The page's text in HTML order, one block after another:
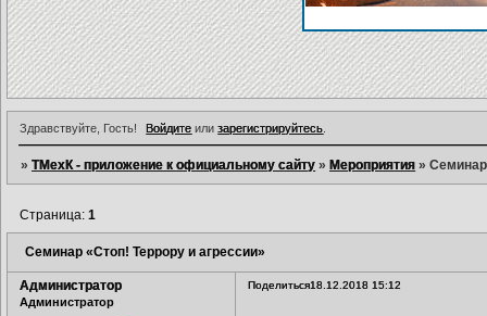
Здравствуйте, Гость! Войдите илизарегистрируйтесь
»ТМехК - приложение к официальному сайту » Мероприятия »Семинар
Семинар «Стоп! Террору и агрессии»
Страница:1
Поделиться18.12.2018 15:12
Администратор
Администратор